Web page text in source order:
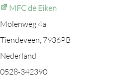
MFC de Eiken
Molenweg 4a
Tiendeveen, 7936PB
Nederland
0528-342390